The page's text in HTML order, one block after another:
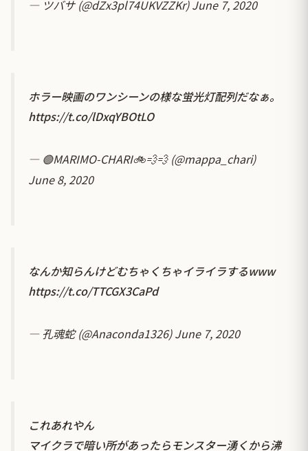
— ツバサ (@dZx3pl74UKVZZKr)June 7, 2020
ホラー映画のワンシーンの様な蛍光灯配列だなぁ。
https://t.co/lDxqYBOtLO
— 🟢MARIMO-CHARI🚲💨💨 (@mappa_chari)
June 8, 2020
なんか知らんけどむちゃくちゃイライラするwww
https://t.co/TTCGX3CaPd
— 孔魂蛇 (@Anaconda1326)June 7, 2020
これあれやん
マイクラで暗い所があったらモンスター湧くから沸